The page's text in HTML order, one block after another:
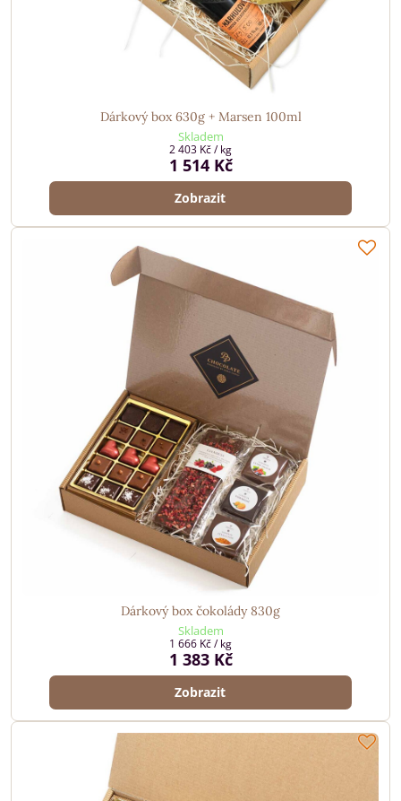
Dárkový box 630g + Marsen 100ml
Skladem
1 514 Kč
2 403 Kč/ kg
Zobrazit
Dárkový box čokolády 830g
Skladem
1 383 Kč
1 666 Kč/ kg
Zobrazit